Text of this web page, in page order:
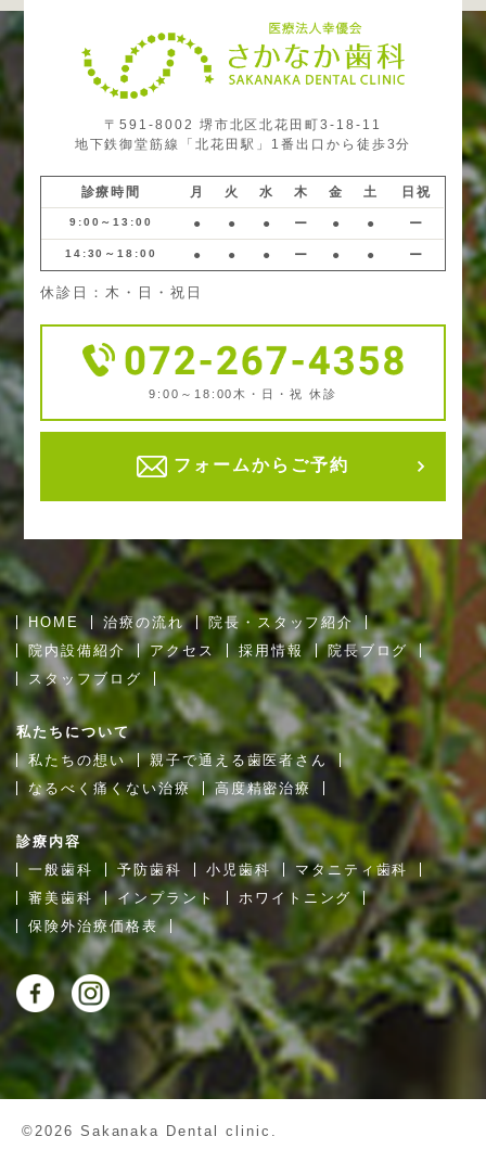
〒591-8002 堺市北区北花田町3-18-11
地下鉄御堂筋線「北花田駅」1番出口から徒歩3分
診療時間 月 火 水 木 金 土 日祝
9:00～13:00 ● ● ● ー ● ● ー
14:30～18:00 ● ● ● ー ● ● ー
休診日：木・日・祝日
9:00～18:00 木・日・祝 休診
フォームからご予約
HOME 治療の流れ
院長・スタッフ紹介
院内設備紹介
アクセス 採用情報
院長ブログ
スタッフブログ
私たちについて
私たちの想い
親子で通える歯医者さん
なるべく痛くない治療
高度精密治療
診療内容
一般歯科
予防歯科 小児歯科
マタニティ歯科
審美歯科
インプラント
ホワイトニング
保険外治療価格表
©2026 Sakanaka Dental clinic.